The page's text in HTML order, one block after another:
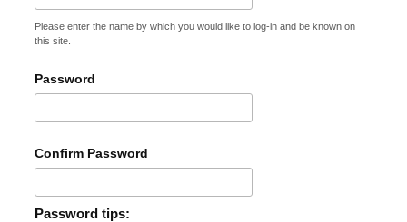
Please enter the name by which you would like to log-in and be known on
this site.
Password
Confirm Password
Password tips: